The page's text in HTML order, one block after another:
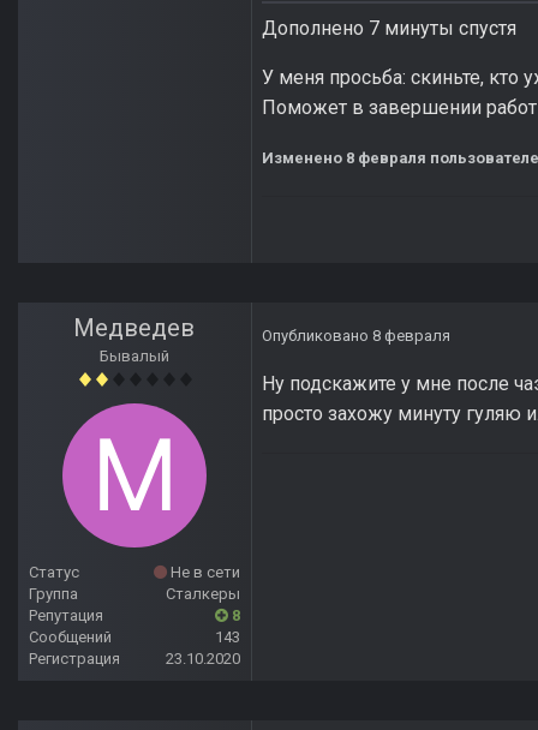
Дополнено 7 минуты спустя
У меня просьба: скиньте,
Поможет в завершении
Изменено 8 февраля
Медведев
Бывалый
Статус
Не в сети
Группа
Сталкеры
Репутация
8
Сообщений
143
Регистрация
23.10.2020
Опубликовано 8 февраля
Ну подскажите у мне после
просто захожу минуту гуляю